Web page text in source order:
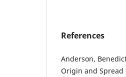
References
Anderson,
Origin and Spread